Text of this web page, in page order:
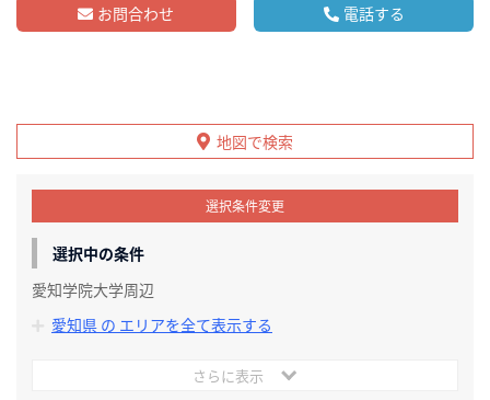
お問合わせ 電話する
地図で検索
選択条件変更
選択中の条件
愛知学院大学周辺
愛知県 の エリアを全て表示する
さらに表示